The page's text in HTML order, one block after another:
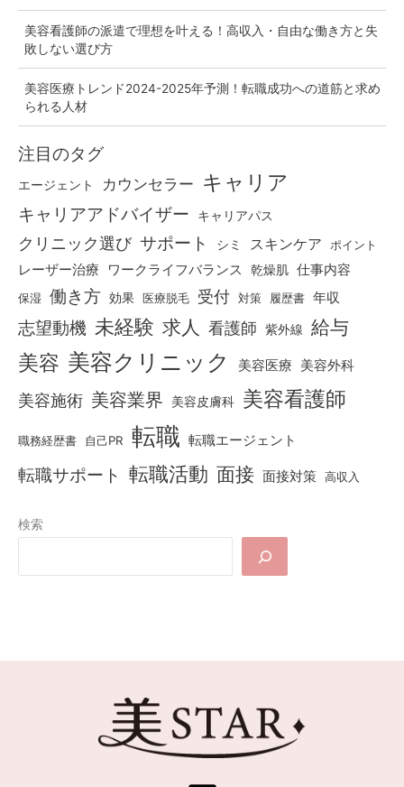
美容看護師の派遣で理想を叶える！高収入・自由な働き方と失
敗しない選び方
美容医療トレンド2024-2025年予測！転職成功への道筋と求め
られる人材
注目のタグ
エージェント カウンセラー キャリア
キャリアアドバイザー キャリアパス
クリニック選び サポート シミ スキンケア ポイント
レーザー治療 ワークライフバランス 乾燥肌 仕事内容
保湿 働き方 効果 医療脱毛 受付 対策 履歴書 年収
志望動機 未経験 求人 看護師 紫外線 給与
美容 美容クリニック 美容医療 美容外科
美容施術 美容業界 美容皮膚科 美容看護師
職務経歴書 自己PR 転職 転職エージェント
転職サポート 転職活動 面接 面接対策 高収入
検索